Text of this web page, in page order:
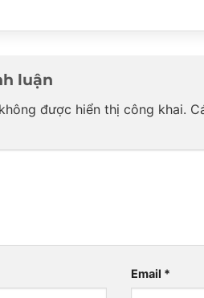
luận
được hiển thị công khai.
Email *